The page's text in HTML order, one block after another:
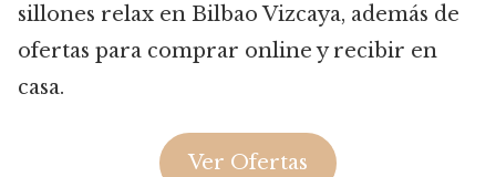
sillones relax en Bilbao Vizcaya, además de
ofertas para comprar online y recibir en
casa.
Ver Ofertas